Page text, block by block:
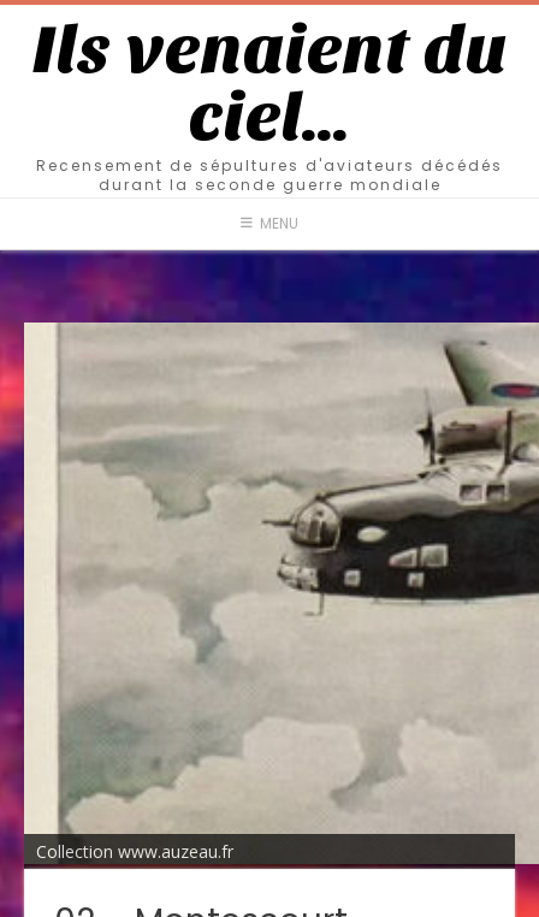
Ils venaient du
ciel…
Recensement de sépultures d'aviateurs décédés
durant la seconde guerre mondiale
MENU
Collection www.auzeau.fr